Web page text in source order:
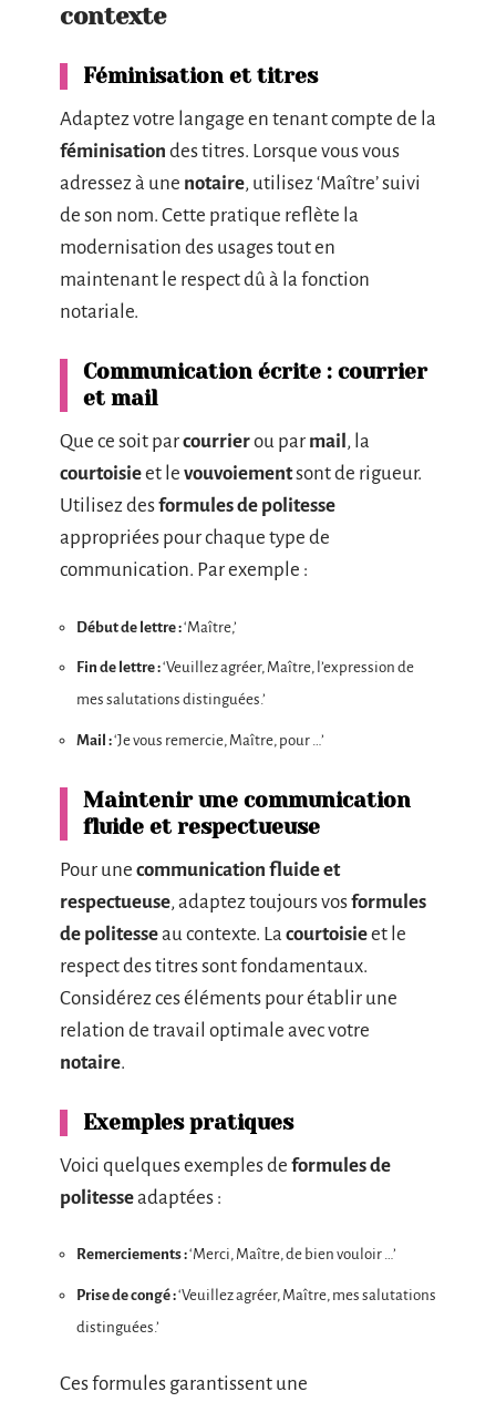
contexte
Féminisation et titres
Adaptez votre langage en tenant compte de la
féminisation des titres. Lorsque vous vous
adressez à une notaire, utilisez ‘Maître’ suivi
de son nom. Cette pratique reflète la
modernisation des usages tout en
maintenant le respect dû à la fonction
notariale.
Communication écrite : courrier
et mail
Que ce soit parcourrierou par mail, la
courtoisieet le vouvoiementsont de rigueur.
Utilisez desformules de politesse
appropriées pour chaque type de
communication. Par exemple :
Début de lettre :‘Maître,’
Fin de lettre :‘Veuillez agréer, Maître, l’expression de
mes salutations distinguées.’
Mail :‘Je vous remercie, Maître, pour …’
Maintenir une communication
fluide et respectueuse
Pour une communication fluide et
respectueuse, adaptez toujours vosformules
de politesseau contexte. La courtoisieet le
respect des titres sont fondamentaux.
Considérez ces éléments pour établir une
relation de travail optimale avec votre
notaire.
Exemples pratiques
Voici quelques exemples de formules de
politesseadaptées :
Remerciements :‘Merci, Maître, de bien vouloir …’
Prise de congé :‘Veuillez agréer, Maître, mes salutations
distinguées.’
Ces formules garantissent une